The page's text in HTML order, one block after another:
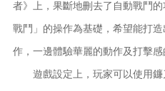
者》上，果斷地刪去了自動戰鬥
戰鬥」的操作為基礎，希望能打
作，一邊體驗華麗的動作及打擊感
遊戲設定上，玩家可以使用鐮